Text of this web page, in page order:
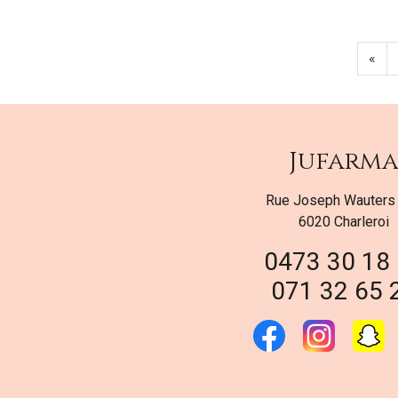
«
Jufarma
Rue Joseph
6020 Charleroi
0473 30 18
071 32 65